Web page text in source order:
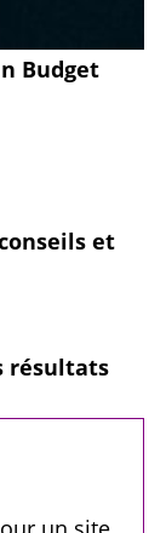
Budget
et
résultats